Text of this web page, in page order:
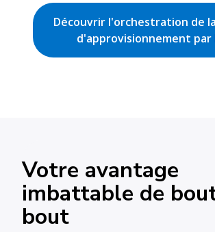
Découvrir l'orchestration de
d'approvisionnement par
Votre avantage
imbattable de
bout